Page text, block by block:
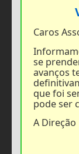
Caros
se
avanços
que foi
pode ser
A Direção